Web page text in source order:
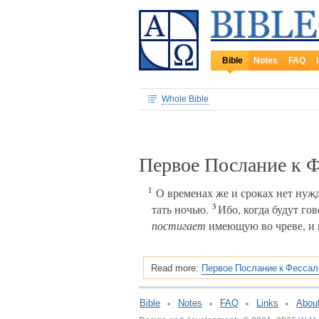
Bible Notes FAQ
Whole Bible
Первое Послание к
1 О временах же и сроках нет
тать ночью. 3Ибо, когда будут
постигает имеющую во чреве, и
Read more: Первое Послание к
Bible Notes FAQ Links